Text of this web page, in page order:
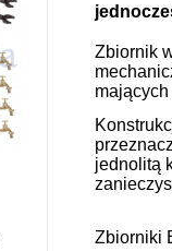
Zbiornik
jednolitą
Zbiorniki